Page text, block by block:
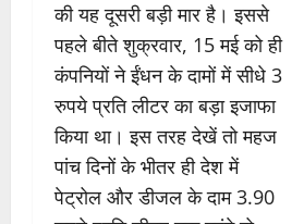
की यह दूसरी बड़ी मार है। इससे
पहले बीते शुक्रवार, 15 मई को ही
कंपनियों ने ईंधन के दामों में सीधे 3
रुपये प्रति लीटर का बड़ा इजाफा
किया था। इस तरह देखें तो महज
पांच दिनों के भीतर ही देश में
पेट्रोल और डीजल के दाम 3.90